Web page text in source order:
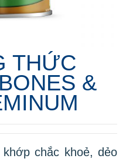
THỨC
&
chắc khoẻ, dẻo